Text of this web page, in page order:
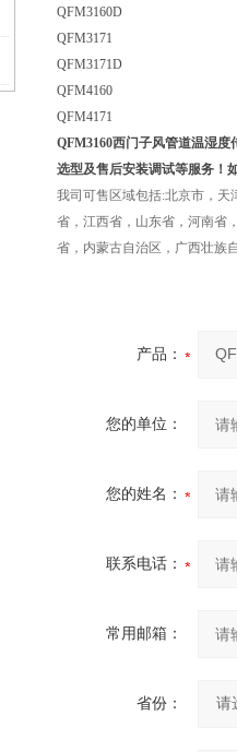
QFM3160D
QFM3171
QFM3171D
QFM4160
QFM4171
QFM3160西门子风管道温湿度
选型及售后安装调试等服务！
我司可售区域包括:北京市，
省，江西省，山东省，河南省
省，内蒙古自治区，广西壮族
产品：
您的单位：
您的姓名：
联系电话：
常用邮箱：
省份：